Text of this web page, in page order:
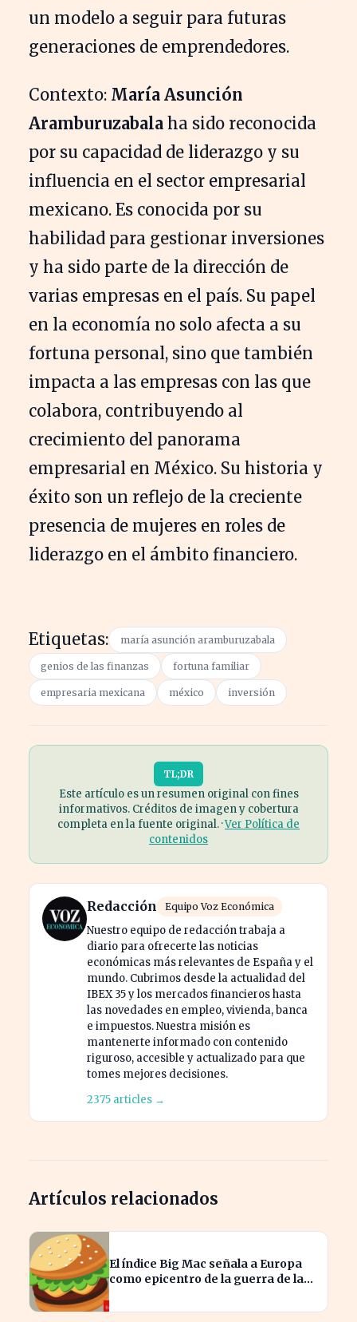
un modelo a seguir para futuras
generaciones de emprendedores.
Contexto: María Asunción
Aramburuzabala ha sido reconocida
por su capacidad de liderazgo y su
influencia en el sector empresarial
mexicano. Es conocida por su
habilidad para gestionar inversiones
y ha sido parte de la dirección de
varias empresas en el país. Su papel
en la economía no solo afecta a su
fortuna personal, sino que también
impacta a las empresas con las que
colabora, contribuyendo al
crecimiento del panorama
empresarial en México. Su historia y
éxito son un reflejo de la creciente
presencia de mujeres en roles de
liderazgo en el ámbito financiero.
Etiquetas: maría asunción aramburuzabala
genios de las finanzas fortuna familiar
empresaria mexicana méxico inversión
TL;DR
Este artículo es un resumen original con fines
informativos. Créditos de imagen y cobertura
completa en la fuente original. ·Ver Política de
contenidos
Redacción Equipo Voz Económica
Nuestro equipo de redacción trabaja a
diario para ofrecerte las noticias
económicas más relevantes de España y el
mundo. Cubrimos desde la actualidad del
IBEX 35 y los mercados financieros hasta
las novedades en empleo, vivienda, banca
e impuestos. Nuestra misión es
mantenerte informado con contenido
riguroso, accesible y actualizado para que
tomes mejores decisiones.
2375 articles →
Artículos relacionados
El índice Big Mac señala a Europa
como epicentro de la guerra de la